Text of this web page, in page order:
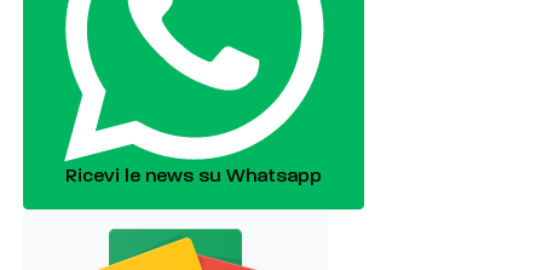
Ricevi le news su Whatsapp